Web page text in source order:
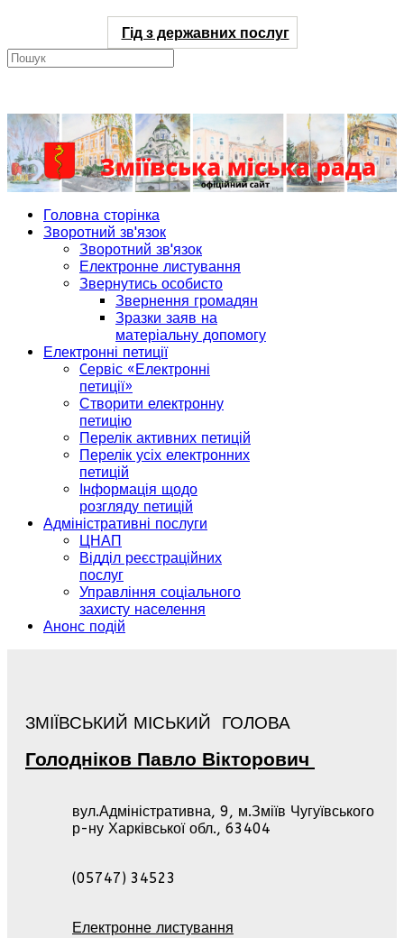
Гід з державних послуг
Головна сторінка
Зворотний зв'язок
Зворотний зв'язок
Електронне листування
Звернутись особисто
Звернення громадян
Зразки заяв на
матеріальну допомогу
Електронні петиції
Cервіс «Електронні
петиції»
Створити електронну
петицію
Перелік активних петицій
Перелік усіх електронних
петицій
Інформація щодо
розгляду петицій
Адміністративні послуги
ЦНАП
Відділ реєстраційних
послуг
Управління соціального
захисту населення
Анонс подій
ЗМІЇВСЬКИЙ МІСЬКИЙ ГОЛОВА
Голодніков Павло Вікторович
вул.Адміністративна, 9, м.Зміїв Чугуївського
р-ну Харківської обл., 63404
(05747) 34523
Електронне листування